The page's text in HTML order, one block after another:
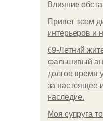
Влияние
Привет всем
интерьеров и
69-Летний
фальшивый
долгое время
за настоящее
наследие.
Моя супруга